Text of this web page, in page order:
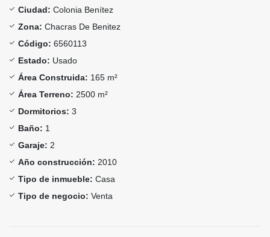
Ciudad: Colonia Benítez
Zona: Chacras De Benitez
Código: 6560113
Estado: Usado
Área Construida: 165 m²
Área Terreno: 2500 m²
Dormitorios: 3
Baño: 1
Garaje: 2
Año construcción: 2010
Tipo de inmueble: Casa
Tipo de negocio: Venta